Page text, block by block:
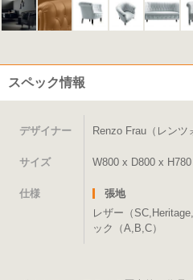
スペック情報
デザイナー Renzo Frau（レンツ
サイズ W800 x D800 x
仕様
張地
レザー（
ック（A,B,C）